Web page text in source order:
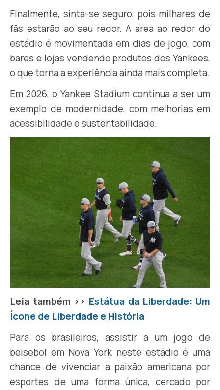
Finalmente, sinta-se seguro, pois milhares de
fãs estarão ao seu redor. A área ao redor do
estádio é movimentada em dias de jogo, com
bares e lojas vendendo produtos dos Yankees,
o que torna a experiência ainda mais completa.
Em 2026, o Yankee Stadium continua a ser um
exemplo de modernidade, com melhorias em
acessibilidade e sustentabilidade.
Leia também >> Estátua da Liberdade: Um
Ícone de Liberdade e História
Para os brasileiros, assistir a um jogo de
beisebol em Nova York neste estádio é uma
chance de vivenciar a paixão americana por
esportes de uma forma única, cercado por